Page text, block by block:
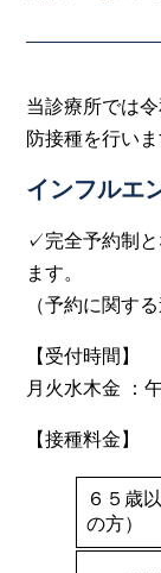
当診療所では
防接種を行いま
インフルエ
✓完全予約制と
ます。
（予約に関す
【受付時間】
月火水木金 ：
【接種料金】
６５歳
の方）